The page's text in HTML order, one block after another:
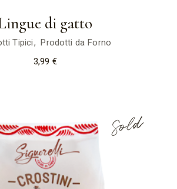
di gatto
Tipici
Prodotti da Forno
3,99 €
Sold